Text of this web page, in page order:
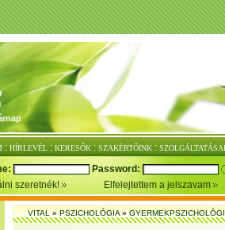
: HÍRLEVÉL : KERESŐK : SZAKÉRTŐINK :
Password:
szeretnék!
Elfelejtettem a jelszavam
VITAL»PSZICHOLÓGIA»